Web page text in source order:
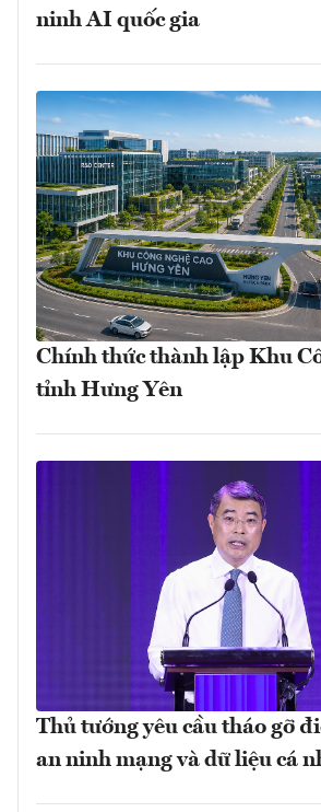
ninh AI quốc gia
Chính thức thành lập Khu
tỉnh Hưng Yên
Thủ tướng yêu cầu tháo gỡ
an ninh mạng và dữ liệu cá